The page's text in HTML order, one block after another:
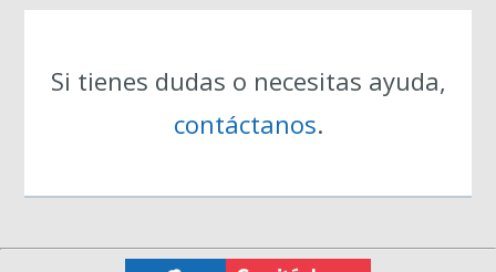
Si tienes dudas o necesitas ayuda,
contáctanos.